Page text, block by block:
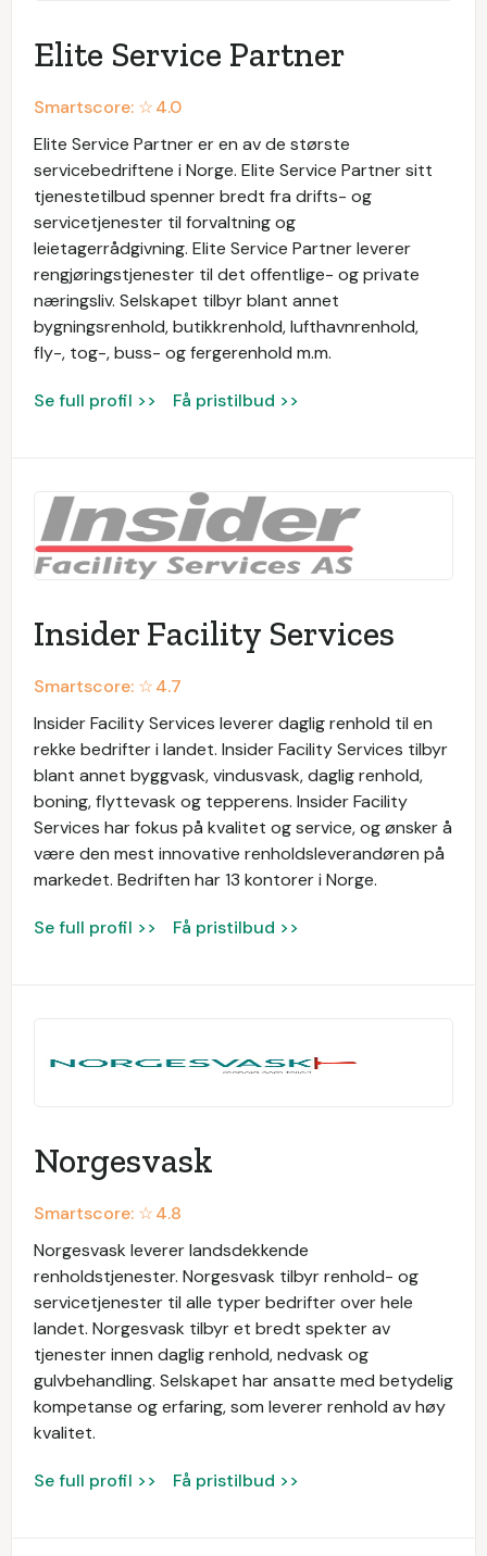
Elite Service Partner
Smartscore: ☆4.0
Elite Service Partner er en av de største
servicebedriftene i Norge. Elite Service Partner sitt
tjenestetilbud spenner bredt fra drifts- og
servicetjenester til forvaltning og
leietagerrådgivning. Elite Service Partner leverer
rengjøringstjenester til det offentlige- og private
næringsliv. Selskapet tilbyr blant annet
bygningsrenhold, butikkrenhold, lufthavnrenhold,
fly-, tog-, buss- og fergerenhold m.m.
Se full profil >> Få pristilbud >>
Insider Facility Services
Smartscore: ☆4.7
Insider Facility Services leverer daglig renhold til en
rekke bedrifter i landet. Insider Facility Services tilbyr
blant annet byggvask, vindusvask, daglig renhold,
boning, flyttevask og tepperens. Insider Facility
Services har fokus på kvalitet og service, og ønsker å
være den mest innovative renholdsleverandøren på
markedet. Bedriften har 13 kontorer i Norge.
Se full profil >> Få pristilbud >>
Norgesvask
Smartscore: ☆4.8
Norgesvask leverer landsdekkende
renholdstjenester. Norgesvask tilbyr renhold- og
servicetjenester til alle typer bedrifter over hele
landet. Norgesvask tilbyr et bredt spekter av
tjenester innen daglig renhold, nedvask og
gulvbehandling. Selskapet har ansatte med betydelig
kompetanse og erfaring, som leverer renhold av høy
kvalitet.
Se full profil >> Få pristilbud >>